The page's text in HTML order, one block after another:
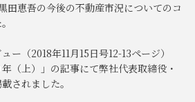
田恵吾の今後の不動産市況についてのコ
ー（2018年11月15日号12-13ページ）
（上）」の記事にて弊社代表取締役・
されました。